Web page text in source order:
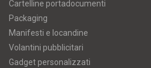
Cartelline portadocumenti
Packaging
Manifesti e locandine
Volantini pubblicitari
Gadget personalizzati